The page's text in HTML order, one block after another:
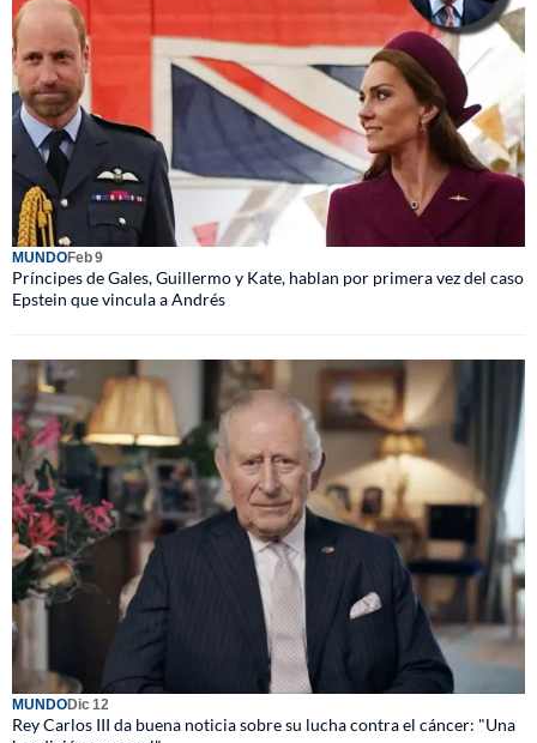
MUNDOFeb 9
Príncipes de Gales, Guillermo y Kate, hablan por primera vez del caso
Epstein que vincula a Andrés
MUNDODic 12
Rey Carlos III da buena noticia sobre su lucha contra el cáncer: "Una